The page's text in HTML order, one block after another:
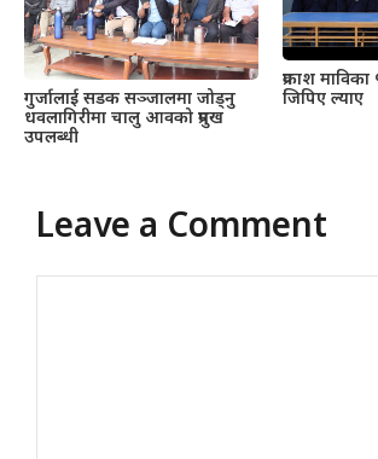
गुर्जालाई सडक सञ्जालमा जोड्नु
धवलागिरीमा चालु आवको प्रमुख
उपलब्धी
प्रकाश
जिपिए ल्याए
Leave a Comment